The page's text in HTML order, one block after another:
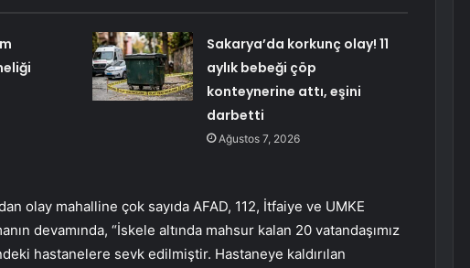
Sakarya’da korkunç olay! 11
aylık bebeği çöp
konteynerine attı, eşini
darbetti
Ağustos 7, 2026
olay mahalline çok sayıda AFAD, 112, İtfaiye ve UMKE
devamında, “İskele altında mahsur kalan 20 vatandaşımız
hastanelere sevk edilmiştir. Hastaneye kaldırılan